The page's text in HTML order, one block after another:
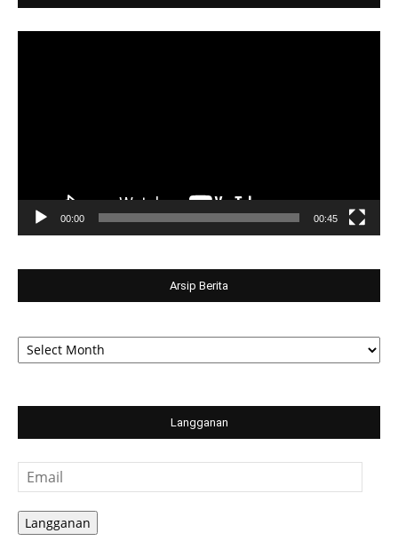
00:00 00:45
Arsip Berita
Arsip
Berita
Langganan
Email
Langganan